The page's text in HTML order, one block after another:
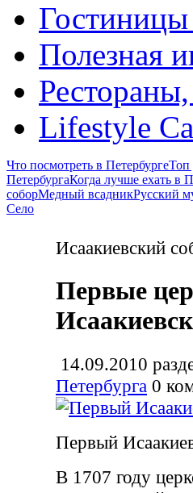
Гостиницы
Полезная
Lifestyle
Что посмотреть в ПетербургеТоп
ПетербургаКогда лучше ехать в
соборМедный всадникРусский
Село
Исаакиевский
Первые
14.09.2010
Петербурга 0
Первый
В 1707 году